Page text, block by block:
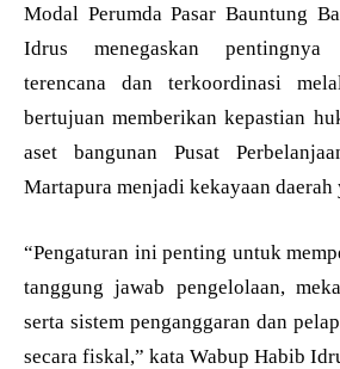
Modal Perumda Pasar Bauntung
Idrus menegaskan pentingnya
terencana dan terkoordinasi
bertujuan memberikan kepastian
aset bangunan Pusat
Martapura menjadi kekayaan
“Pengaturan ini penting untuk
tanggung jawab pengelolaan,
serta sistem penganggaran dan
secara fiskal,” kata Wabup Habib